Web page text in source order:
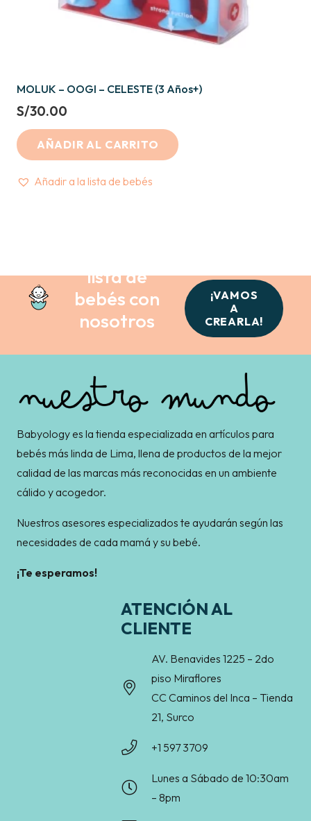
MOLUK – OOGI – CELESTE (3 Años+)
S/30.00
AÑADIR AL CARRITO
Añadir a la lista de bebés
lista de
bebés con
nosotros
¡VAMOS
A
CREARLA!
Babyology es la tienda especializada en artículos para
bebés más linda de Lima, llena de productos de la mejor
calidad de las marcas más reconocidas en un ambiente
cálido y acogedor.
Nuestros asesores especializados te ayudarán según las
necesidades de cada mamá y su bebé.
¡Te esperamos!
ATENCIÓN AL
CLIENTE
AV. Benavides 1225 – 2do
piso Miraflores
CC Caminos del Inca – Tienda
21, Surco
+1 597 3709
Lunes a Sábado de 10:30am
– 8pm